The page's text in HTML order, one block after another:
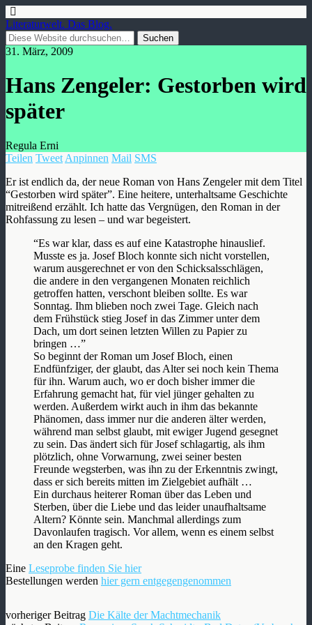
Literaturwelt. Das Blog.
31. März, 2009
Hans Zengeler: Gestorben wird
später
Regula Erni
Teilen Tweet Anpinnen Mail SMS
Er ist endlich da, der neue Roman von Hans Zengeler mit dem Titel
“Gestorben wird später”. Eine heitere, unterhaltsame Geschichte
mitreißend erzählt. Ich hatte das Vergnügen, den Roman in der
Rohfassung zu lesen – und war begeistert.
“Es war klar, dass es auf eine Katastrophe hinauslief.
Musste es ja. Josef Bloch konnte sich nicht vorstellen,
warum ausgerechnet er von den Schicksalsschlägen,
die andere in den vergangenen Monaten reichlich
getroffen hatten, verschont bleiben sollte. Es war
Sonntag. Ihm blieben noch zwei Tage. Gleich nach
dem Frühstück stieg Josef in das Zimmer unter dem
Dach, um dort seinen letzten Willen zu Papier zu
bringen …”
So beginnt der Roman um Josef Bloch, einen
Endfünfziger, der glaubt, das Alter sei noch kein Thema
für ihn. Warum auch, wo er doch bisher immer die
Erfahrung gemacht hat, für viel jünger gehalten zu
werden. Außerdem wirkt auch in ihm das bekannte
Phänomen, dass immer nur die anderen älter werden,
während man selbst glaubt, mit ewiger Jugend gesegnet
zu sein. Das ändert sich für Josef schlagartig, als ihm
plötzlich, ohne Vorwarnung, zwei seiner besten
Freunde wegsterben, was ihn zu der Erkenntnis zwingt,
dass er sich bereits mitten im Zielgebiet aufhält …
Ein durchaus heiterer Roman über das Leben und
Sterben, über die Liebe und das leider unaufhaltsame
Altern? Könnte sein. Manchmal allerdings zum
Davonlaufen tragisch. Vor allem, wenn es einem selbst
an den Kragen geht.
Eine Leseprobe finden Sie hier
Bestellungen werden hier gern entgegengenommen
vorheriger Beitrag Die Kälte der Machtmechanik